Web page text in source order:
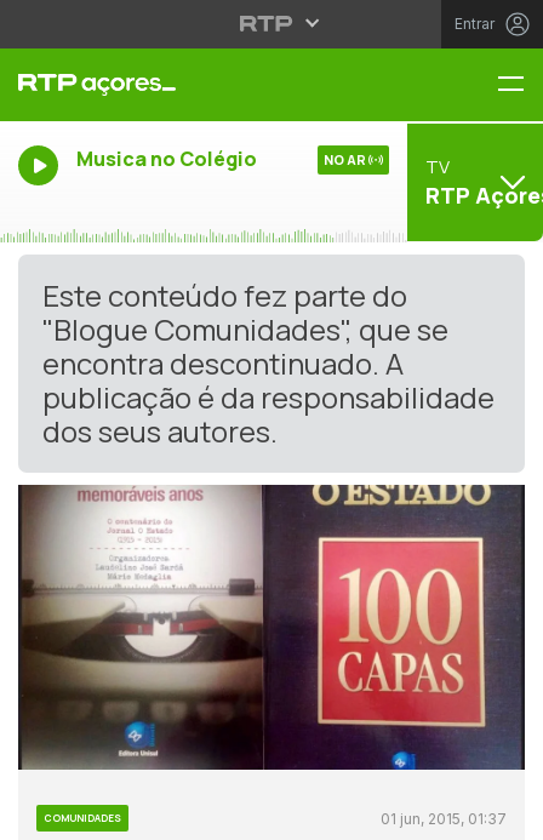
Entrar
Musica no Colégio NO AR TV
RTP
Este conteúdo fez parte do
"Blogue Comunidades", que se
encontra descontinuado. A
publicação é da responsabilidade
dos seus autores.
COMUNIDADES 01 jun, 2015, 01:37